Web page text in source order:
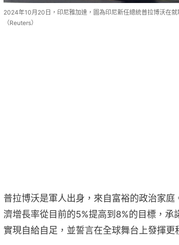
2024年10月20日，印尼雅加達，圖為印尼新任總統普拉博沃在
（Reuters）
普拉博沃是軍人出身，來自富裕的政治家
濟增長率從目前的5%提高到8%的目標，承
實現自給自足，並誓言在全球舞台上發揮更